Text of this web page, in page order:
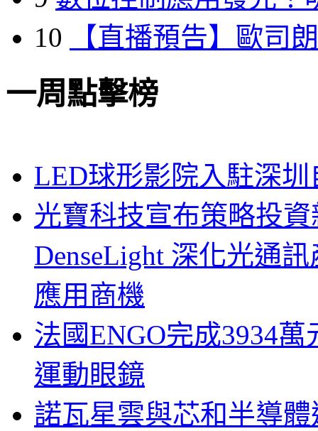
10
【直播預告】歐司
一周點擊榜
LED球形影院入駐深
光寶科技宣布策略投
DenseLight 深化光通
應用商機
法國ENGO完成3934
運動眼鏡
諾瓦星雲與芯和半導